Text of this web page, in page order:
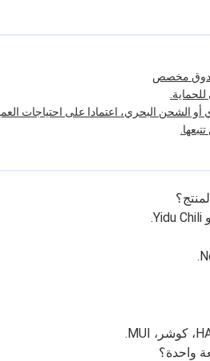
مخصص
الشحن البحري، اعتمادا على احتياجات